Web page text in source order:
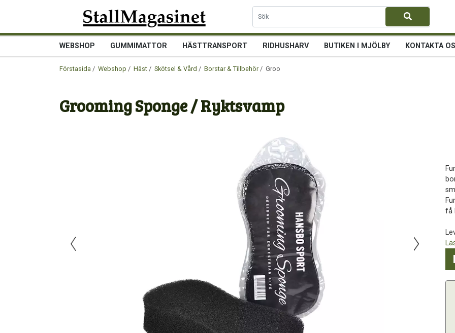
WEBSHOP GUMMIMATTOR HÄSTTRANSPORT RIDHUSHARV BUTIKEN I MJÖLBY KONTAKTA
Förstasida / Webshop / Häst / Skötsel & Vård / Borstar & Tillbehör/ Grooming Sponge / Ryktsvamp
Grooming Sponge / Ryktsvamp
få